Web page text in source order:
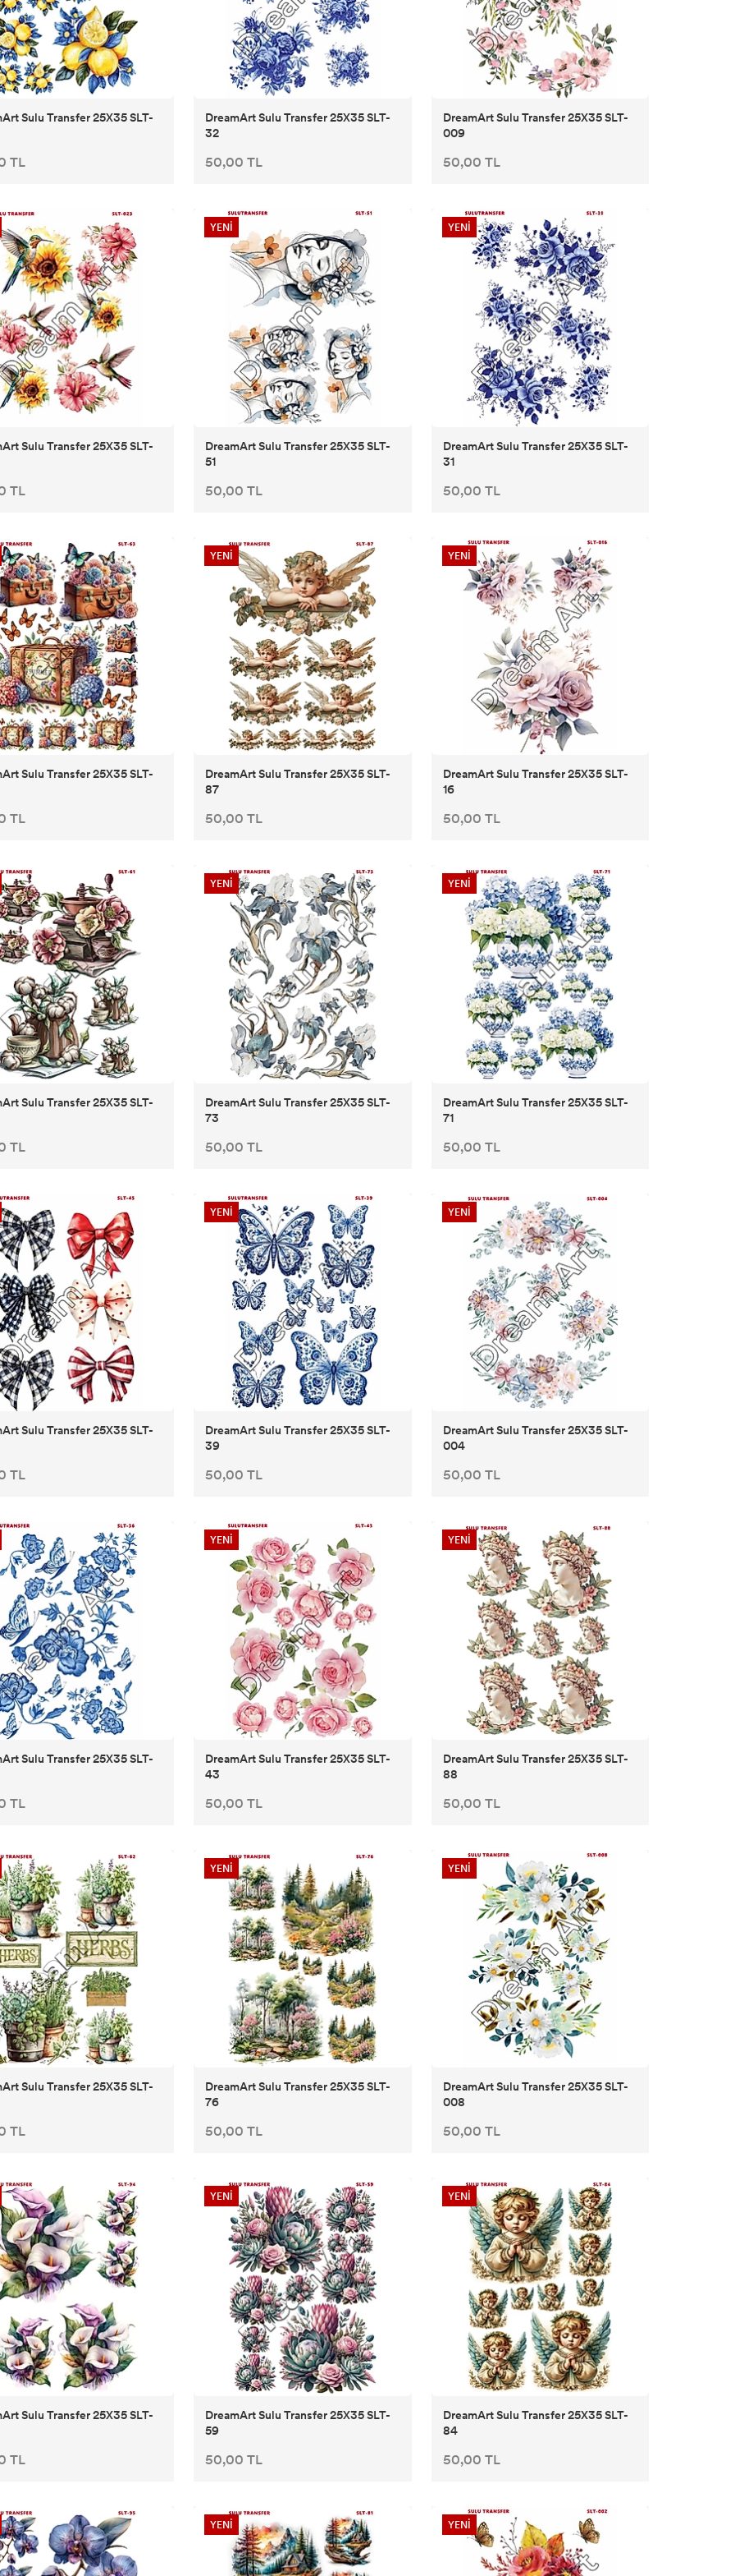
Sulu Transfer 25X35 SLT-
TL
DreamArt Sulu Transfer 25X35 SLT-
32
50,00 TL
DreamArt Sulu Transfer 25X35 SLT-
009
50,00 TL
Sulu Transfer 25X35 SLT-
TL
YENİ
DreamArt Sulu Transfer 25X35 SLT-
51
50,00 TL
YENİ
DreamArt Sulu Transfer 25X35 SLT-
31
50,00 TL
Sulu Transfer 25X35 SLT-
TL
YENİ
DreamArt Sulu Transfer 25X35 SLT-
87
50,00 TL
YENİ
DreamArt Sulu Transfer 25X35 SLT-
16
50,00 TL
Sulu Transfer 25X35 SLT-
TL
YENİ
DreamArt Sulu Transfer 25X35 SLT-
73
50,00 TL
YENİ
DreamArt Sulu Transfer 25X35 SLT-
71
50,00 TL
Sulu Transfer 25X35 SLT-
TL
YENİ
DreamArt Sulu Transfer 25X35 SLT-
39
50,00 TL
YENİ
DreamArt Sulu Transfer 25X35 SLT-
004
50,00 TL
Sulu Transfer 25X35 SLT-
TL
YENİ
DreamArt Sulu Transfer 25X35 SLT-
43
50,00 TL
YENİ
DreamArt Sulu Transfer 25X35 SLT-
88
50,00 TL
Sulu Transfer 25X35 SLT-
TL
YENİ
DreamArt Sulu Transfer 25X35 SLT-
76
50,00 TL
YENİ
DreamArt Sulu Transfer 25X35 SLT-
008
50,00 TL
Sulu Transfer 25X35 SLT-
TL
YENİ
DreamArt Sulu Transfer 25X35 SLT-
59
50,00 TL
YENİ
DreamArt Sulu Transfer 25X35 SLT-
84
50,00 TL
YENİ YENİ